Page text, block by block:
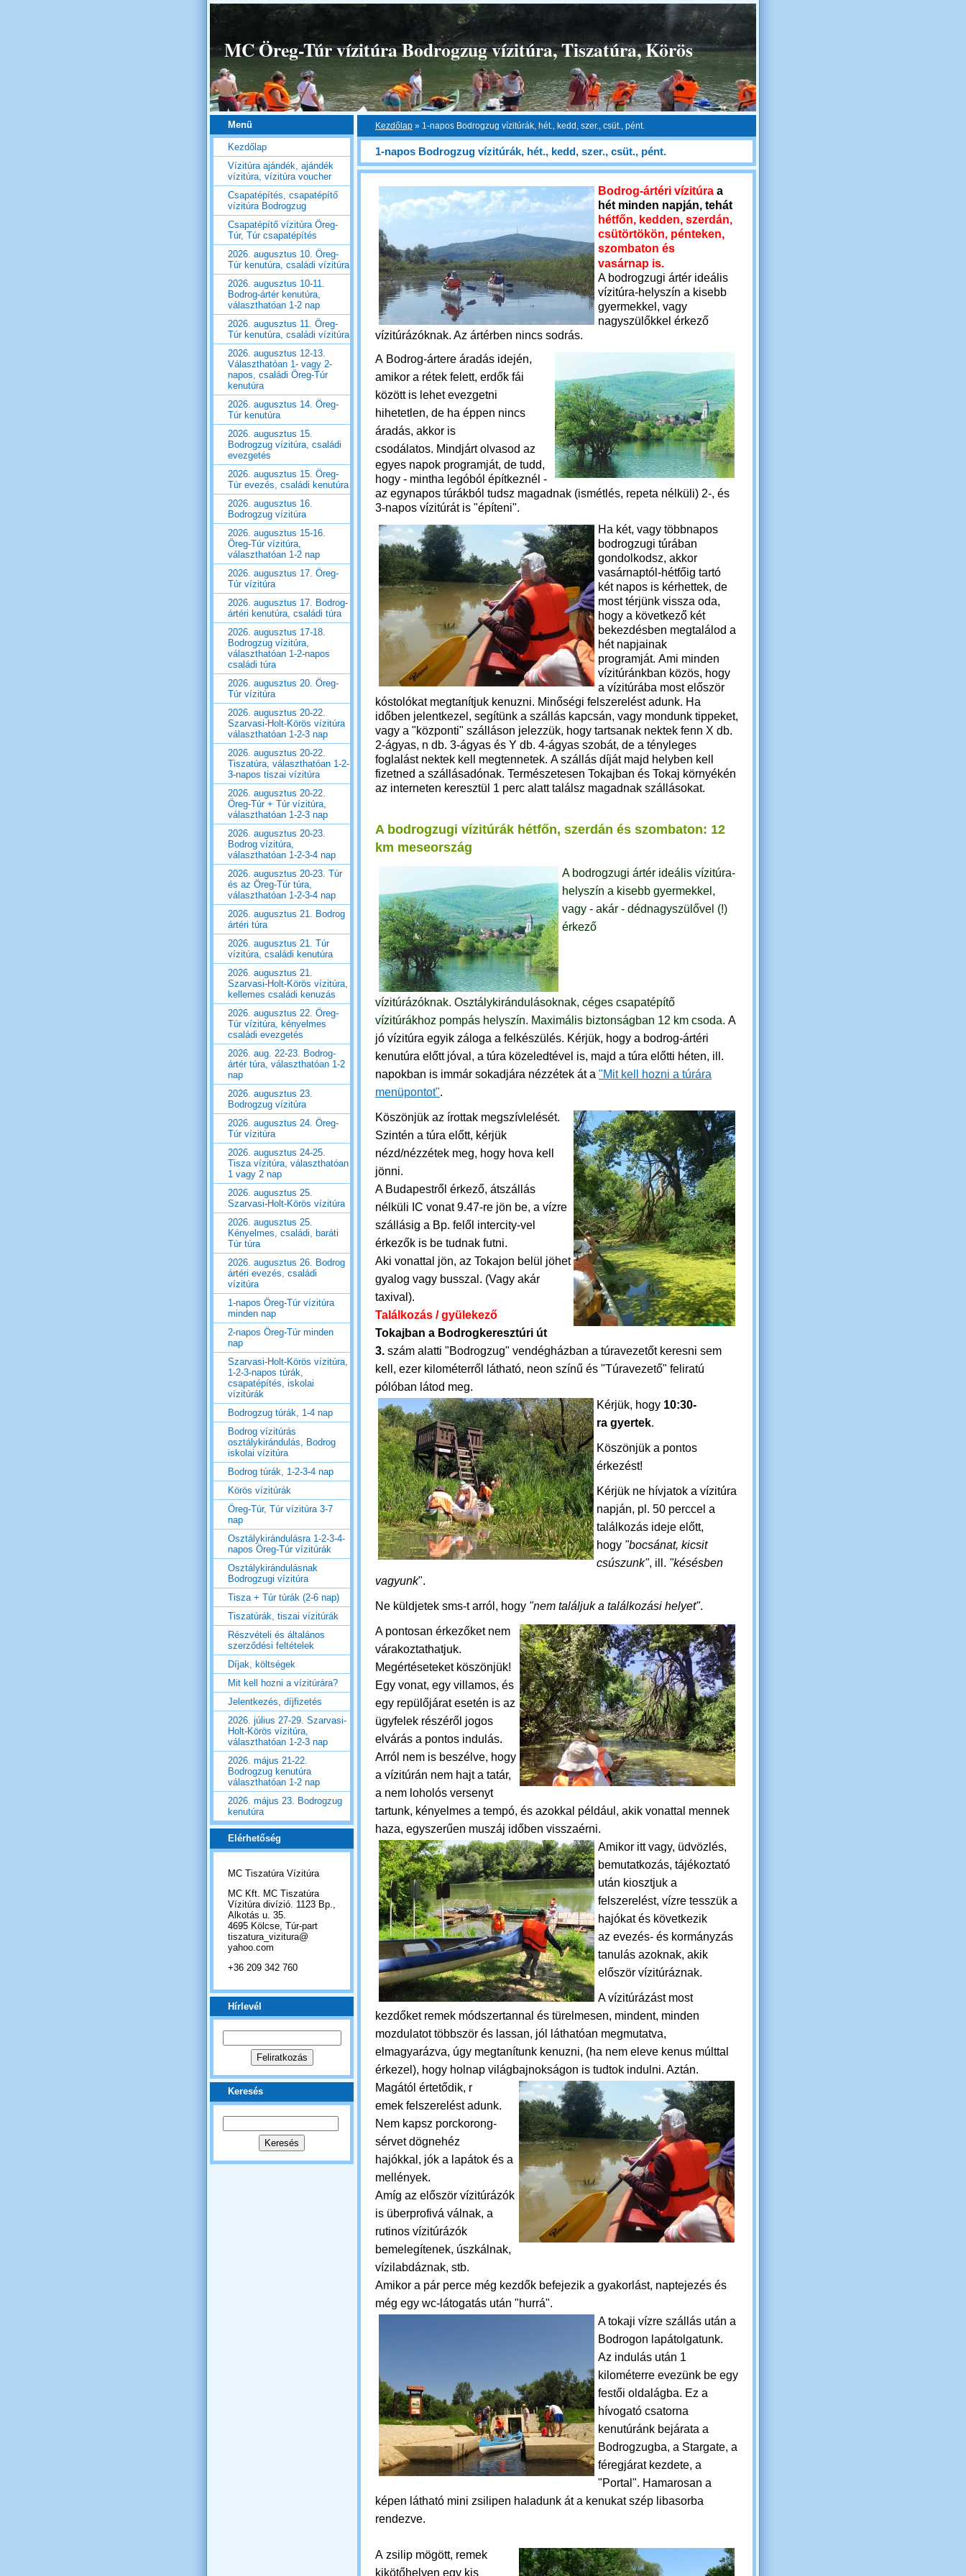
MC Öreg-Túr vízitúra Bodrogzug vízitúra, Tiszatúra, Körös
Kezdőlap » 1-napos Bodrogzug vízitúrák, hét., kedd, szer., csüt., pént.
1-napos Bodrogzug vízitúrák, hét., kedd, szer., csüt., pént.
Bodrog-ártéri vízitúra a
hét minden napján, tehát
hétfőn, kedden, szerdán,
csütörtökön, pénteken,
szombaton és
vasárnap is.
A bodrogzugi ártér ideális
vízitúra-helyszín a kisebb
gyermekkel, vagy
nagyszülőkkel érkező
vízitúrázóknak. Az ártérben nincs sodrás.
A Bodrog-ártere áradás idején,
amikor a rétek felett, erdők fái
között is lehet evezgetni
hihetetlen, de ha éppen nincs
áradás, akkor is
csodálatos. Mindjárt olvasod az
egyes napok programját, de tudd,
hogy - mintha legóból építkeznél -
az egynapos túrákból tudsz magadnak (ismétlés, repeta nélküli) 2-, és
3-napos vízitúrát is "építeni".
Ha két, vagy többnapos
bodrogzugi túrában
gondolkodsz, akkor
vasárnaptól-hétfőig tartó
két napos is kérhettek, de
most térjünk vissza oda,
hogy a következő két
bekezdésben megtalálod a
hét napjainak
programját. Ami minden
vízitúránkban közös, hogy
a vízitúrába most először
kóstolókat megtanítjuk kenuzni. Minőségi felszerelést adunk. Ha
időben jelentkezel, segítünk a szállás kapcsán, vagy mondunk tippeket,
vagy a "központi" szálláson jelezzük, hogy tartsanak nektek fenn X db.
2-ágyas, n db. 3-ágyas és Y db. 4-ágyas szobát, de a tényleges
foglalást nektek kell megtennetek. A szállás díját majd helyben kell
fizetned a szállásadónak. Természetesen Tokajban és Tokaj környékén
az interneten keresztül 1 perc alatt találsz magadnak szállásokat.
A bodrogzugi vízitúrák hétfőn, szerdán és szombaton: 12
km meseország
A bodrogzugi ártér ideális vízitúra-
helyszín a kisebb gyermekkel,
vagy - akár - dédnagyszülővel (!)
érkező
vízitúrázóknak. Osztálykirándulásoknak, céges csapatépítő
vízitúrákhoz pompás helyszín. Maximális biztonságban 12 km csoda. A
jó vízitúra egyik záloga a felkészülés. Kérjük, hogy a bodrog-ártéri
kenutúra előtt jóval, a túra közeledtével is, majd a túra előtti héten, ill.
napokban is immár sokadjára nézzétek át a "Mit kell hozni a túrára
menüpontot".
Köszönjük az írottak megszívlelését.
Szintén a túra előtt, kérjük
nézd/nézzétek meg, hogy hova kell
jönni.
A Budapestről érkező, átszállás
nélküli IC vonat 9.47-re jön be, a vízre
szállásig a Bp. felől intercity-vel
érkezők is be tudnak futni.
Aki vonattal jön, az Tokajon belül jöhet
gyalog vagy busszal. (Vagy akár
taxival).
Találkozás / gyülekező
Tokajban a Bodrogkeresztúri út
3. szám alatti "Bodrogzug" vendégházban a túravezetőt keresni sem
kell, ezer kilométerről látható, neon színű és "Túravezető" feliratú
pólóban látod meg.
Kérjük, hogy 10:30-
ra gyertek.
Köszönjük a pontos
érkezést!
Kérjük ne hívjatok a vízitúra
napján, pl. 50 perccel a
találkozás ideje előtt,
hogy "bocsánat, kicsit
csúszunk", ill. "késésben
vagyunk".
Ne küldjetek sms-t arról, hogy "nem találjuk a találkozási helyet".
A pontosan érkezőket nem
várakoztathatjuk.
Megértéseteket köszönjük!
Egy vonat, egy villamos, és
egy repülőjárat esetén is az
ügyfelek részéről jogos
elvárás a pontos indulás.
Arról nem is beszélve, hogy
a vízitúrán nem hajt a tatár,
a nem loholós versenyt
tartunk, kényelmes a tempó, és azokkal például, akik vonattal mennek
haza, egyszerűen muszáj időben visszaérni.
Amikor itt vagy, üdvözlés,
bemutatkozás, tájékoztató
után kiosztjuk a
felszerelést, vízre tesszük a
hajókat és következik
az evezés- és kormányzás
tanulás azoknak, akik
először vízitúráznak.
A vízitúrázást most
kezdőket remek módszertannal és türelmesen, mindent, minden
mozdulatot többször és lassan, jól láthatóan megmutatva,
elmagyarázva, úgy megtanítunk kenuzni, (ha nem eleve kenus múlttal
érkezel), hogy holnap világbajnokságon is tudtok indulni. Aztán.
Magától értetődik, r
emek felszerelést adunk.
Nem kapsz porckorong-
sérvet dögnehéz
hajókkal, jók a lapátok és a
mellények.
Amíg az először vízitúrázók
is überprofivá válnak, a
rutinos vízitúrázók
bemelegítenek, úszkálnak,
vízilabdáznak, stb.
Amikor a pár perce még kezdők befejezik a gyakorlást, naptejezés és
még egy wc-látogatás után "hurrá".
A tokaji vízre szállás után a
Bodrogon lapátolgatunk.
Az indulás után 1
kilométerre evezünk be egy
festői oldalágba. Ez a
hívogató csatorna
kenutúránk bejárata a
Bodrogzugba, a Stargate, a
féregjárat kezdete, a
"Portal". Hamarosan a
képen látható mini zsilipen haladunk át a kenukat szép libasorba
rendezve.
A zsilip mögött, remek
kikötőhelyen egy kis
Menü
Kezdőlap
Vízitúra ajándék, ajándék
vízitúra, vízitúra voucher
Csapatépítés, csapatépítő
vízitúra Bodrogzug
Csapatépítő vízitúra Öreg-
Túr, Túr csapatépítés
2026. augusztus 10. Öreg-
Túr kenutúra, családi vízitúra
2026. augusztus 10-11.
Bodrog-ártér kenutúra,
választhatóan 1-2 nap
2026. augusztus 11. Öreg-
Túr kenutúra, családi vízitúra
2026. augusztus 12-13.
Választhatóan 1- vagy 2-
napos, családi Öreg-Túr
kenutúra
2026. augusztus 14. Öreg-
Túr kenutúra
2026. augusztus 15.
Bodrogzug vízitúra, családi
evezgetés
2026. augusztus 15. Öreg-
Túr evezés, családi kenutúra
2026. augusztus 16.
Bodrogzug vízitúra
2026. augusztus 15-16.
Öreg-Túr vízitúra,
választhatóan 1-2 nap
2026. augusztus 17. Öreg-
Túr vízitúra
2026. augusztus 17. Bodrog-
ártéri kenutúra, családi túra
2026. augusztus 17-18.
Bodrogzug vízitúra,
választhatóan 1-2-napos
családi túra
2026. augusztus 20. Öreg-
Túr vízitúra
2026. augusztus 20-22.
Szarvasi-Holt-Körös vízitúra
választhatóan 1-2-3 nap
2026. augusztus 20-22.
Tiszatúra, választhatóan 1-2-
3-napos tiszai vízitúra
2026. augusztus 20-22.
Öreg-Túr + Túr vízitúra,
választhatóan 1-2-3 nap
2026. augusztus 20-23.
Bodrog vízitúra,
választhatóan 1-2-3-4 nap
2026. augusztus 20-23. Túr
és az Öreg-Túr túra,
választhatóan 1-2-3-4 nap
2026. augusztus 21. Bodrog
ártéri túra
2026. augusztus 21. Túr
vízitúra, családi kenutúra
2026. augusztus 21.
Szarvasi-Holt-Körös vízitúra,
kellemes családi kenuzás
2026. augusztus 22. Öreg-
Túr vízitúra, kényelmes
családi evezgetés
2026. aug. 22-23. Bodrog-
ártér túra, választhatóan 1-2
nap
2026. augusztus 23.
Bodrogzug vízitúra
2026. augusztus 24. Öreg-
Túr vízitúra
2026. augusztus 24-25.
Tisza vízitúra, választhatóan
1 vagy 2 nap
2026. augusztus 25.
Szarvasi-Holt-Körös vízitúra
2026. augusztus 25.
Kényelmes, családi, baráti
Túr túra
2026. augusztus 26. Bodrog
ártéri evezés, családi
vízitúra
1-napos Öreg-Túr vízitúra
minden nap
2-napos Öreg-Túr minden
nap
Szarvasi-Holt-Körös vízitúra,
1-2-3-napos túrák,
csapatépítés, iskolai
vízitúrák
Bodrogzug túrák, 1-4 nap
Bodrog vízitúrás
osztálykirándulás, Bodrog
iskolai vízitúra
Bodrog túrák, 1-2-3-4 nap
Körös vízitúrák
Öreg-Túr, Túr vízitúra 3-7
nap
Osztálykirándulásra 1-2-3-4-
napos Öreg-Túr vízitúrák
Osztálykirándulásnak
Bodrogzugi vízitúra
Tisza + Túr túrák (2-6 nap)
Tiszatúrák, tiszai vízitúrák
Részvételi és általános
szerződési feltételek
Díjak, költségek
Mit kell hozni a vízitúrára?
Jelentkezés, díjfizetés
2026. július 27-29. Szarvasi-
Holt-Körös vízitúra,
választhatóan 1-2-3 nap
2026. május 21-22.
Bodrogzug kenutúra
választhatóan 1-2 nap
2026. május 23. Bodrogzug
kenutúra
Elérhetőség
MC Tiszatúra Vízitúra
MC Kft. MC Tiszatúra
Vízitúra divízió. 1123 Bp.,
Alkotás u. 35.
4695 Kölcse, Túr-part
tiszatura_vizitura@
yahoo.com
+36 209 342 760
Hírlevél
Keresés